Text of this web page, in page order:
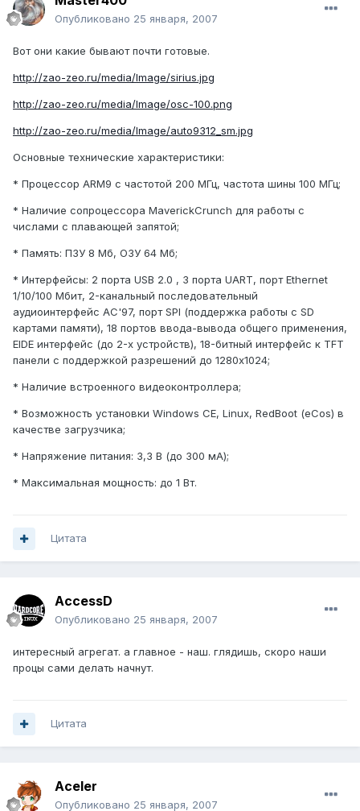
Опубликовано 25 января, 2007
Вот они какие бывают почти готовые.
http://zao-zeo.ru/media/Image/sirius.jpg
http://zao-zeo.ru/media/Image/osc-100.png
http://zao-zeo.ru/media/Image/auto9312_sm.jpg
Основные технические характеристики:
* Процессор ARM9 с частотой 200 МГц, частота шины 100 МГц;
* Наличие сопроцессора MaverickCrunch для работы с
числами с плавающей запятой;
* Память: ПЗУ 8 Мб, ОЗУ 64 Мб;
* Интерфейсы: 2 порта USB 2.0 , 3 порта UART, порт Ethernet
1/10/100 Мбит, 2-канальный последовательный
аудиоинтерфейс AC'97, порт SPI (поддержка работы с SD
картами памяти), 18 портов ввода-вывода общего применения,
EIDE интерфейс (до 2-х устройств), 18-битный интерфейс к TFT
панели с поддержкой разрешений до 1280х1024;
* Наличие встроенного видеоконтроллера;
* Возможность установки Windows CE, Linux, RedBoot (eCos) в
качестве загрузчика;
* Напряжение питания: 3,3 В (до 300 мА);
* Максимальная мощность: до 1 Вт.
Цитата
AccessD
Опубликовано 25 января, 2007
интересный агрегат. а главное - наш. глядишь, скоро наши
процы сами делать начнут.
Цитата
Aceler
Опубликовано 25 января, 2007